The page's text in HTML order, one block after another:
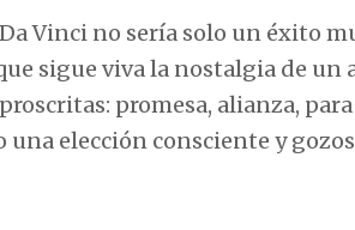
Vinci no sería solo un éxito
sigue viva la nostalgia de
promesa, alianza,
elección consciente y